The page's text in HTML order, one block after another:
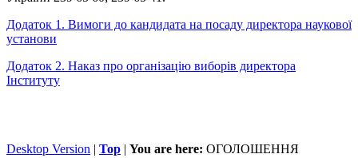
Додаток 1. Вимоги до кандидата на посаду директора наукової
установи
Додаток 2. Наказ про організацію виборів директора
Інституту
Desktop Version | Top | You are here: ОГОЛОШЕННЯ